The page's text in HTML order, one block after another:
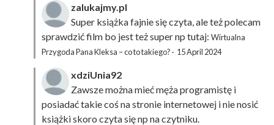
zalukajmy.pl
Super książka fajnie się czyta, ale też polecam
sprawdzić film bo jest też super np tutaj: Wirtualna
Przygoda Pana Kleksa – co to takiego? · 15 April 2024
xdziUnia92
Zawsze można mieć męża programistę i
posiadać takie coś na stronie internetowej i nie nosić
książki skoro czyta się np na czytniku.